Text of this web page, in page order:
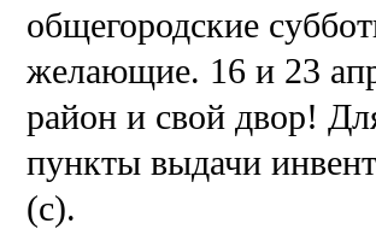
общегородские
желающие. 16 и 23
район и свой двор!
пункты выдачи
(с).